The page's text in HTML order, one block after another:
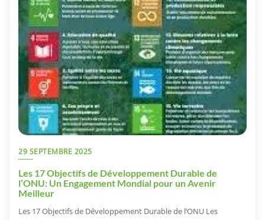
29 SEPTEMBRE 2025
Les 17 Objectifs de Développement Durable de
l’ONU: Un Engagement Mondial pour un Avenir
Meilleur
Les 17 Objectifs de Développement Durable de l’ONU Les